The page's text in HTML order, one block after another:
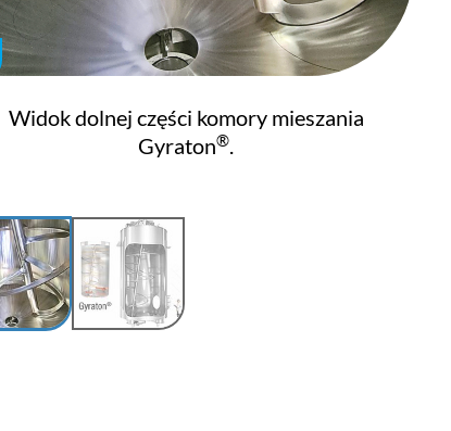
Widok dolnej części komory mieszania
Gyraton®.